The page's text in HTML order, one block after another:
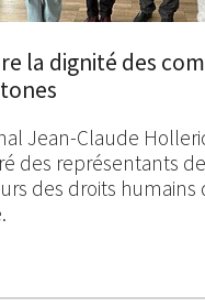
la dignité des
Jean-Claude
des représentants
des droits humains